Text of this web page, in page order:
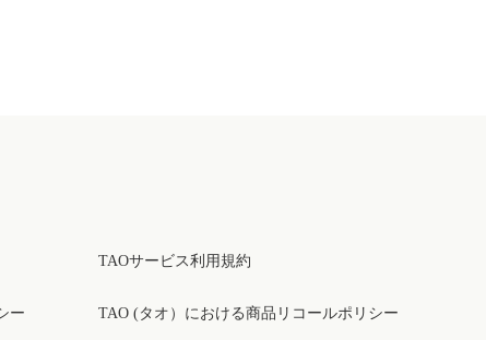
ー
TAOサービス利用規約
TAO (タオ）における商品リコールポリシー